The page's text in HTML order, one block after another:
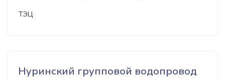
ТЭЦ
Нуринский групповой водопровод